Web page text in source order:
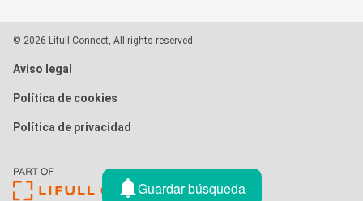
Guardar búsqueda
© 2026 Lifull Connect, All rights reserved
Aviso legal
Política de cookies
Política de privacidad